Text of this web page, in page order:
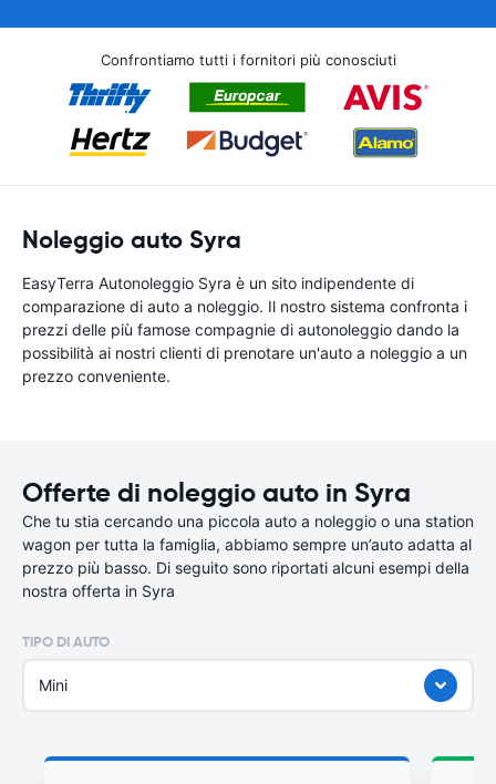
Confrontiamo tutti i fornitori più conosciuti
Noleggio auto Syra
EasyTerra Autonoleggio Syra è un sito indipendente di
comparazione di auto a noleggio. Il nostro sistema confronta i
prezzi delle più famose compagnie di autonoleggio dando la
possibilità ai nostri clienti di prenotare un'auto a noleggio a un
prezzo conveniente.
Offerte di noleggio auto in Syra
Che tu stia cercando una piccola auto a noleggio o una station
wagon per tutta la famiglia, abbiamo sempre un’auto adatta al
prezzo più basso. Di seguito sono riportati alcuni esempi della
nostra offerta in Syra
TIPO DI AUTO
Mini